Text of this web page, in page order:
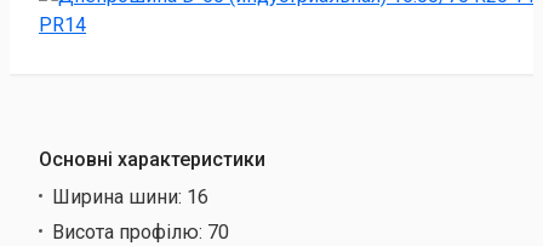
Основні характеристики
Ширина шини: 16
Висота профілю: 70